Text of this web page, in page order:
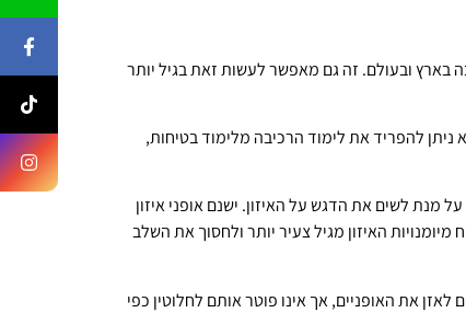
בארץ ובעולם. זה גם מאפשר לעשות זאת בגיל יותר
ניתן להפריד את לימוד הרכיבה מלימוד בטיחות,
מנת לשים את הדגש על האיזון. ישנם אופני איזון
האיזון מגיל צעיר יותר ולחסוך את השלב
את האופניים, אך אינו פוטר אותם לחלוטין כפי